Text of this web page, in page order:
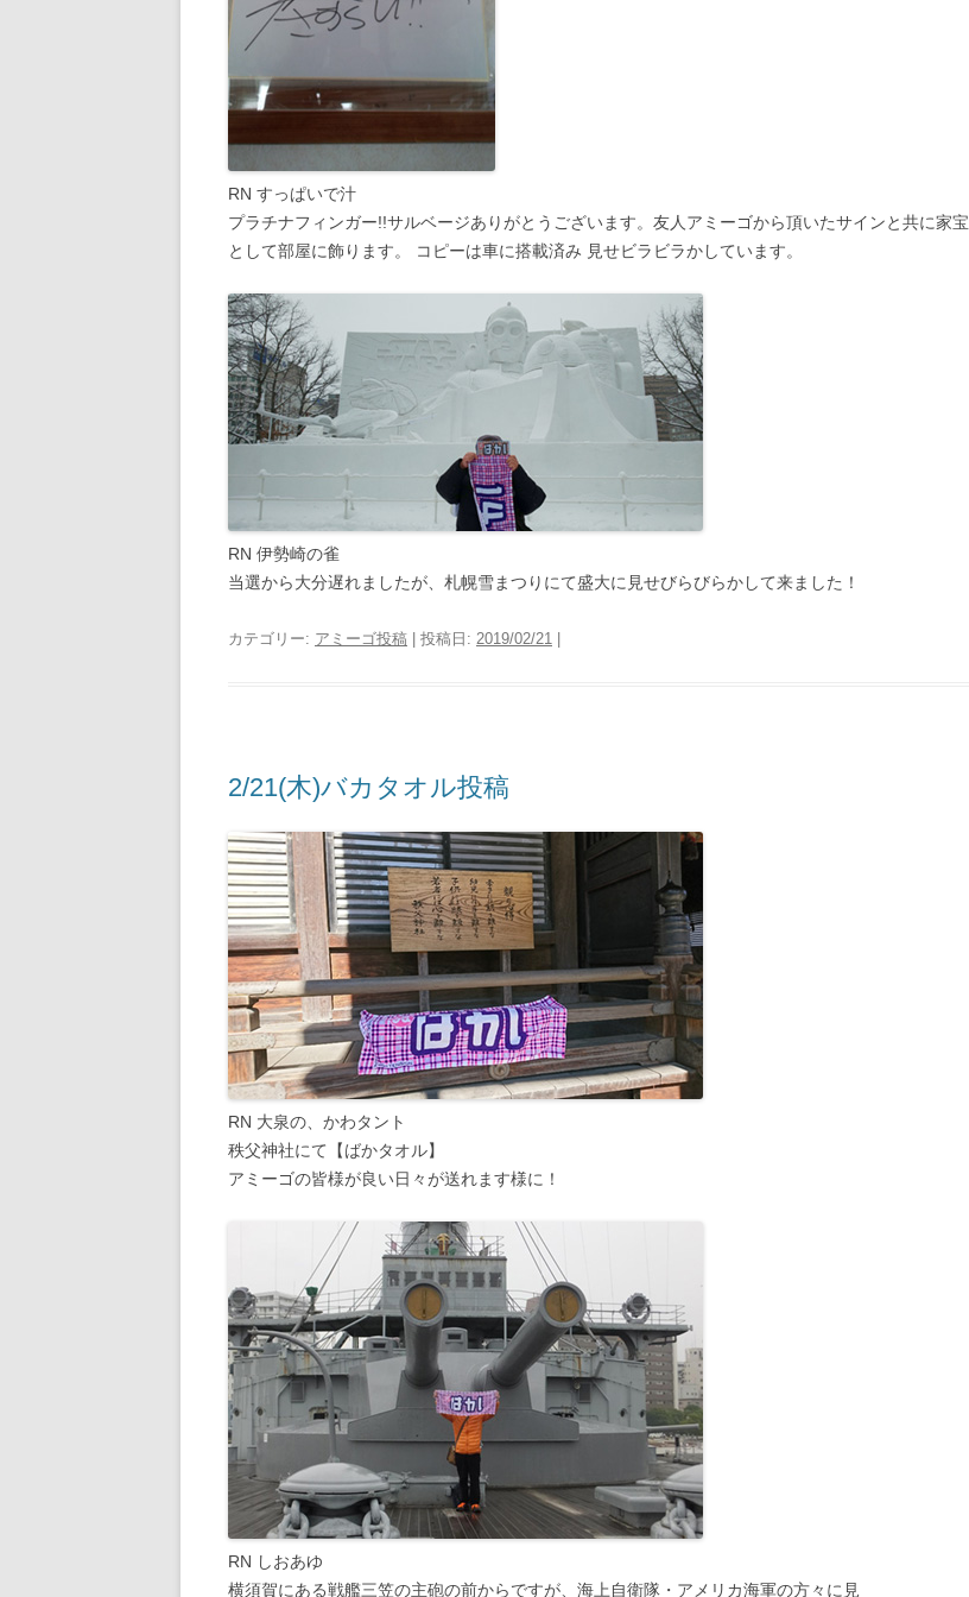
RN すっぱいで汁
プラチナフィンガー!!サルベージありがとうございます。友人アミーゴから頂いたサインと共に家宝
として部屋に飾ります。 コピーは車に搭載済み 見せビラビラかしています。
RN 伊勢崎の雀
当選から大分遅れましたが、札幌雪まつりにて盛大に見せびらびらかして来ました！
カテゴリー: アミーゴ投稿 | 投稿日: 2019/02/21
2/21(木)バカタオル投稿
RN 大泉の、かわタント
秩父神社にて【ばかタオル】
アミーゴの皆様が良い日々が送れます様に！
RN しおあゆ
横須賀にある戦艦三笠の主砲の前からですが、海上自衛隊・アメリカ海軍の方々に見